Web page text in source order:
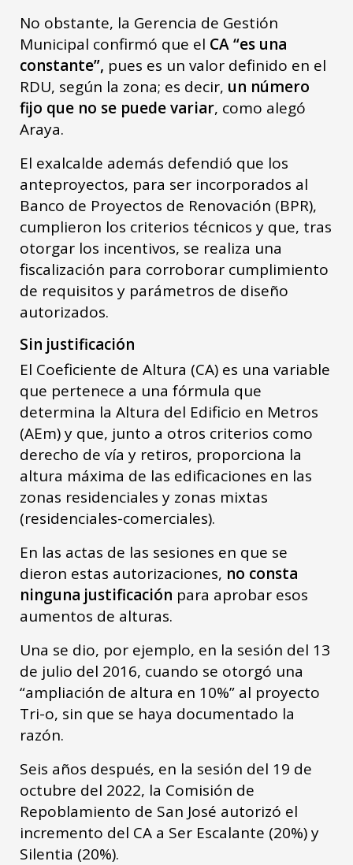
No obstante, la Gerencia de Gestión
Municipal confirmó que el CA “es una
constante”, pues es un valor definido en el
RDU, según la zona; es decir, un número
fijo que no se puede variar, como alegó
Araya.
El exalcalde además defendió que los
anteproyectos, para ser incorporados al
Banco de Proyectos de Renovación (BPR),
cumplieron los criterios técnicos y que, tras
otorgar los incentivos, se realiza una
fiscalización para corroborar cumplimiento
de requisitos y parámetros de diseño
autorizados.
Sin justificación
El Coeficiente de Altura (CA) es una variable
que pertenece a una fórmula que
determina la Altura del Edificio en Metros
(AEm) y que, junto a otros criterios como
derecho de vía y retiros, proporciona la
altura máxima de las edificaciones en las
zonas residenciales y zonas mixtas
(residenciales-comerciales).
En las actas de las sesiones en que se
dieron estas autorizaciones, no consta
ninguna justificación para aprobar esos
aumentos de alturas.
Una se dio, por ejemplo, en la sesión del 13
de julio del 2016, cuando se otorgó una
“ampliación de altura en 10%” al proyecto
Tri-o, sin que se haya documentado la
razón.
Seis años después, en la sesión del 19 de
octubre del 2022, la Comisión de
Repoblamiento de San José autorizó el
incremento del CA a Ser Escalante (20%) y
Silentia (20%).